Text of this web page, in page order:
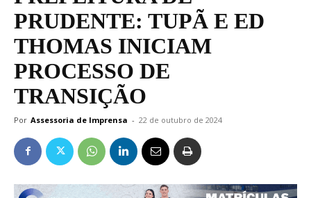
PRUDENTE: TUPÃ E ED
THOMAS INICIAM
PROCESSO DE
TRANSIÇÃO
Por Assessoria de Imprensa - 22 de outubro de 2024